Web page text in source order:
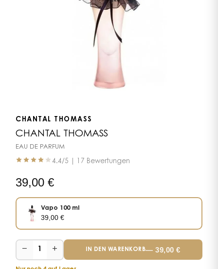
CHANTAL THOMASS
CHANTAL THOMASS
EAU DE PARFUM
4.4/5 | 17 Bewertungen
39,00 €
Vapo 100 ml
39,00€
− 1 + IN DEN WARENKORB—39,00 €